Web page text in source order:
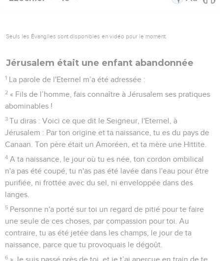
Seuls les Évangiles sont disponibles en vidéo pour le moment.
Jérusalem était une enfant abandonnée
1 La parole de l'Eternel m’a été adressée :
2 « Fils de l’homme, fais connaître à Jérusalem ses pratiques
abominables !
3 Tu diras : Voici ce que dit le Seigneur, l'Eternel, à
Jérusalem : Par ton origine et ta naissance, tu es du pays de
Canaan. Ton père était un Amoréen, et ta mère une Hittite.
4 A ta naissance, le jour où tu es née, ton cordon ombilical
n'a pas été coupé, tu n'as pas été lavée dans l'eau pour être
purifiée, ni frottée avec du sel, ni enveloppée dans des
langes.
5 Personne n'a porté sur toi un regard de pitié pour te faire
une seule de ces choses, par compassion pour toi. Au
contraire, tu as été jetée dans les champs, le jour de ta
naissance, parce que tu provoquais le dégoût.
6 » Je suis passé près de toi, et je t’ai aperçue en train de te